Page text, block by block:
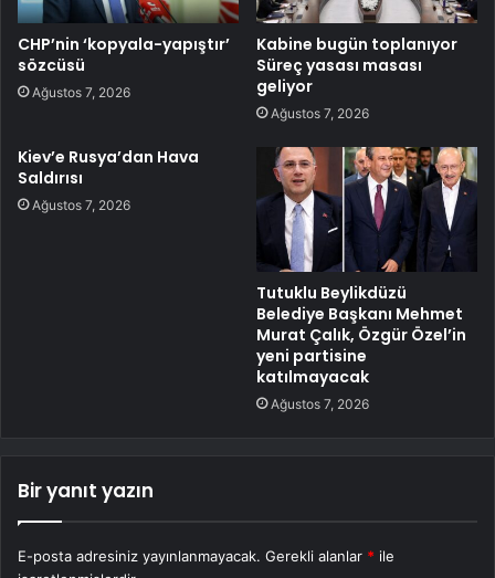
CHP’nin ‘kopyala-yapıştır’
sözcüsü
Ağustos 7, 2026
Kabine bugün toplanıyor
Süreç yasası masası
geliyor
Ağustos 7, 2026
Kiev’e Rusya’dan Hava
Saldırısı
Ağustos 7, 2026
Tutuklu Beylikdüzü
Belediye Başkanı Mehmet
Murat Çalık, Özgür Özel’in
yeni partisine
katılmayacak
Ağustos 7, 2026
Bir yanıt yazın
E-posta adresiniz yayınlanmayacak. Gerekli alanlar * ile